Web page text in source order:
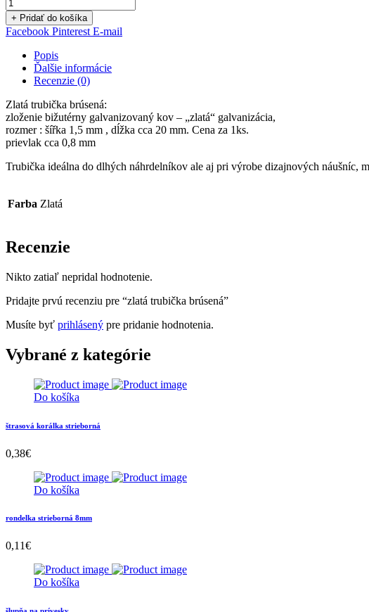
+ Pridať do košíka
Facebook Pinterest E-mail
Popis
Ďalšie informácie
Recenzie (0)
Zlatá trubička brúsená:
zloženie bižutérny galvanizovaný kov – „zlatá“ galvanizácia,
rozmer : šířka 1,5 mm , dĺžka cca 20 mm. Cena za 1ks.
prievlak cca 0,8 mm
Trubička ideálna do dlhých náhrdelníkov ale aj pri výrobe dizajnových náušníc,
Farba Zlatá
Recenzie
Nikto zatiaľ nepridal hodnotenie.
Pridajte prvú recenziu pre “zlatá trubička brúsená”
Musíte byť prihlásený pre pridanie hodnotenia.
Vybrané z kategórie
Do košíka
štrasová korálka strieborná
0,38€
Do košíka
rondelka strieborná 8mm
0,11€
Do košíka